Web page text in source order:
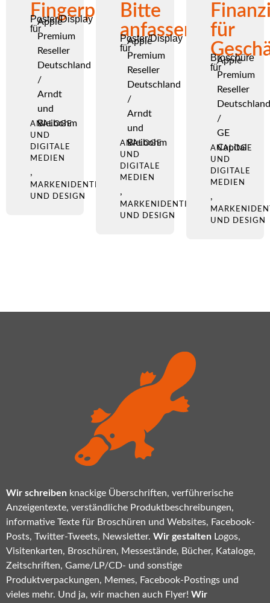
Fingerpainters
Poster/Display
für
Apple
Premium
Reseller
Deutschland
/
Arndt
und
Bleibohm
ANALOGE
UND
DIGITALE
MEDIEN
,
MARKENIDENTITÄT
UND DESIGN
Bitte
anfassen.
Poster/Display
für
Apple
Premium
Reseller
Deutschland
/
Arndt
und
Bleibohm
ANALOGE
UND
DIGITALE
MEDIEN
,
MARKENIDENTITÄT
UND DESIGN
für
Broschüre
für
Apple
Premium
Reseller
Deutschland
/
GE
Capital
ANALOGE
UND
DIGITALE
MEDIEN
,
UND DESIGN
Wir schreiben knackige Überschriften, verführerische
Anzeigentexte, verständliche Produktbeschreibungen,
informative Texte für Broschüren und Websites, Facebook-
Posts, Twitter-Tweets, Newsletter. Wir gestalten Logos,
Visitenkarten, Broschüren, Messestände, Bücher, Kataloge,
Zeitschriften, Game/LP/CD- und sonstige
Produktverpackungen, Memes, Facebook-Postings und
vieles mehr. Und ja, wir machen auch Flyer! Wir